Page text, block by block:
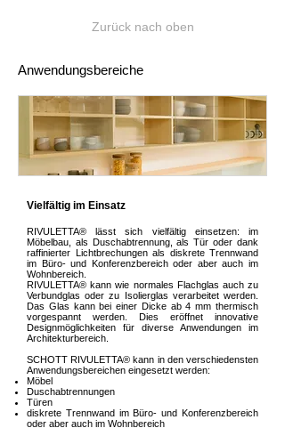
Zurück nach oben
Anwendungsbereiche
Vielfältig im Einsatz
RIVULETTA® lässt sich vielfältig einsetzen: im
Möbelbau, als Duschabtrennung, als Tür oder dank
raffinierter Lichtbrechungen als diskrete Trennwand
im Büro- und Konferenzbereich oder aber auch im
Wohnbereich.
RIVULETTA® kann wie normales Flachglas auch zu
Verbundglas oder zu Isolierglas verarbeitet werden.
Das Glas kann bei einer Dicke ab 4 mm thermisch
vorgespannt werden. Dies eröffnet innovative
Designmöglichkeiten für diverse Anwendungen im
Architekturbereich.
SCHOTT RIVULETTA® kann in den verschiedensten
Anwendungsbereichen eingesetzt werden:
Möbel
Duschabtrennungen
Türen
diskrete Trennwand im Büro- und Konferenzbereich
oder aber auch im Wohnbereich